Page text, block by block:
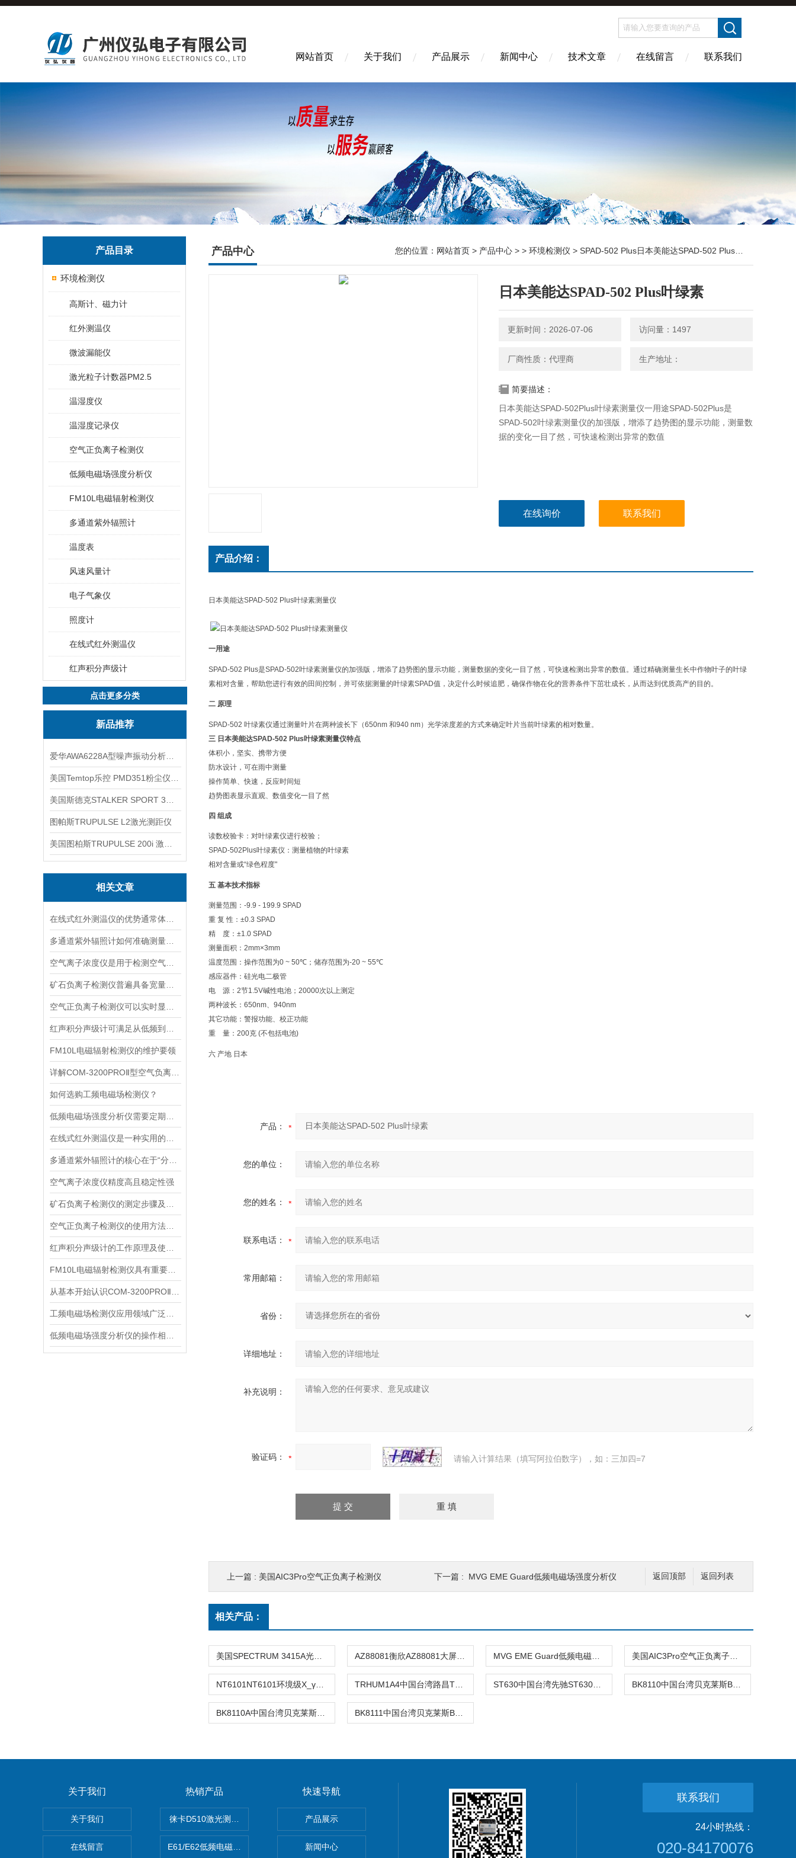
网站首页 关于我们 产品展示 新闻中心 技术文章 在线留言 联系我们
产品目录
环境检测仪
高斯计、磁力计
红外测温仪
微波漏能仪
激光粒子计数器PM2.5
温湿度仪
温湿度记录仪
空气正负离子检测仪
低频电磁场强度分析仪
FM10L电磁辐射检测仪
多通道紫外辐照计
温度表
风速风量计
电子气象仪
照度计
在线式红外测温仪
红声积分声级计
点击更多分类
新品推荐
图帕斯TRUPULSE L2激光测距仪
相关文章
FM10L电磁辐射检测仪的维护要领
如何选购工频电磁场检测仪？
空气离子浓度仪精度高且稳定性强
产品中心 您的位置： 网站首页 > 产品中心 > > 环境检测仪 > SPAD-502 Plus日本美能达SPAD-502 Plus叶绿素
日本美能达SPAD-502 Plus叶绿素
更新时间：2026-07-06 访问量：1497
厂商性质：代理商 生产地址：
简要描述：
日本美能达SPAD-502Plus叶绿素测量仪一用途SPAD-502Plus是
SPAD-502叶绿素测量仪的加强版，增添了趋势图的显示功能，测量数
据的变化一目了然，可快速检测出异常的数值
在线询价 联系我们
产品介绍：
日本美能达SPAD-502 Plus叶绿素测量仪
一用途
SPAD-502 Plus是SPAD-502叶绿素测量仪的加强版，增添了趋势图的显示功能，测量数据的变化一目了然，可快速检测出异常的数值。通过精确测量生长中作物叶子的叶绿
素相对含量，帮助您进行有效的田间控制，并可依据测量的叶绿素SPAD值，决定什么时候追肥，确保作物在化的营养条件下茁壮成长，从而达到优质高产的目的。
二 原理
SPAD-502 叶绿素仪通过测量叶片在两种波长下（650nm 和940 nm）光学浓度差的方式来确定叶片当前叶绿素的相对数量。
三 日本美能达SPAD-502 Plus叶绿素测量仪特点
体积小，坚实、携带方便
防水设计，可在雨中测量
操作简单、快速，反应时间短
趋势图表显示直观、数值变化一目了然
四 组成
读数校验卡：对叶绿素仪进行校验；
SPAD-502Plus叶绿素仪：测量植物的叶绿素
相对含量或“绿色程度"
五 基本技术指标
测量范围： -9.9 - 199.9 SPAD
重 复 性： ±0.3 SPAD
精
度： ±1.0 SPAD
测量面积： 2mm×3mm
温度范围：操作范围为0 ~ 50℃ ；储存范围为-20 ~ 55℃
感应器件：硅光电二极管
电
源： 2节1.5V碱性电池； 20000次以上测定
两种波长： 650nm、 940nm
其它功能：警报功能、校正功能
重
量： 200克 (不包括电池)
六 产地 日本
产品：
您的单位：
您的姓名：
联系电话：
常用邮箱：
省份：
详细地址：
补充说明：
验证码： 请输入计算结果（填写阿拉伯数字），如：三加四=7
返回列表
返回顶部
上一篇 : 美国AIC3Pro空气正负离子检测仪 下一篇 : MVG EME Guard低频电磁场强度分析仪
相关产品：
关于我们
关于我们
在线留言
热销产品
徕卡D510激光测距仪
E61/E62低频电磁场强度分析仪
快速导航
产品展示
新闻中心
联系我们
24小时热线：
020-84170076